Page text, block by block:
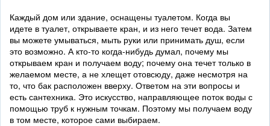
Каждый дом или здание, оснащены туалетом. Когда вы
идете в туалет, открываете кран, и из него течет вода. Затем
вы можете умываться, мыть руки или принимать душ, если
это возможно. А кто-то когда-нибудь думал, почему мы
открываем кран и получаем воду; почему она течет только в
желаемом месте, а не хлещет отовсюду, даже несмотря на
то, что бак расположен вверху. Ответом на эти вопросы и
есть сантехника. Это искусство, направляющее поток воды с
помощью труб к нужным точкам. Поэтому мы получаем воду
в том месте, которое сами выбираем.